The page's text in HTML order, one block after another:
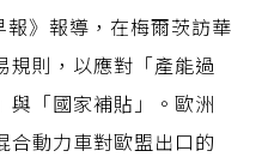
》報導，在梅爾茨訪華
規則，以應對「產能過
與「國家補貼」。歐洲
合動力車對歐盟出口的